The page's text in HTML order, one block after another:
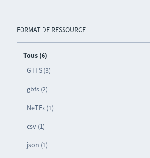
FORMAT DE RESSOURCE
Tous (6)
GTFS (3)
gbfs (2)
NeTEx (1)
csv (1)
json (1)